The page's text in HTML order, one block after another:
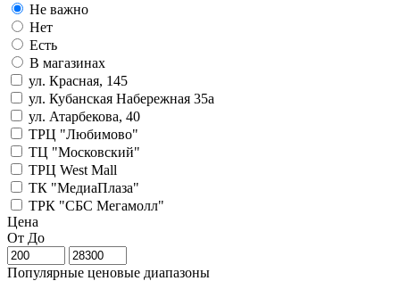
Не важно
Нет
Есть
В магазинах
ул. Красная, 145
ул. Кубанская Набережная 35а
ул. Атарбекова, 40
ТРЦ "Любимово"
ТЦ "Московский"
ТРЦ West Mall
ТК "МедиаПлаза"
ТРК "СБС Мегамолл"
Цена
От До
Популярные ценовые диапазоны